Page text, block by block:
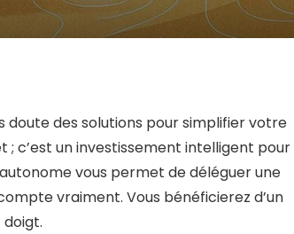
doute des solutions pour simplifier votre
; c’est un investissement intelligent pour
vous permet de déléguer une
vraiment. Vous bénéficierez d’un